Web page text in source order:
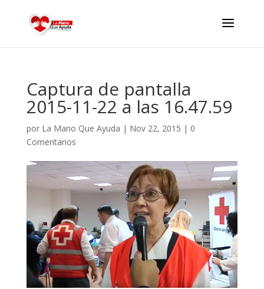
Captura de pantalla
2015-11-22 a las 16.47.59
por La Mano Que Ayuda | Nov 22, 2015 | 0
Comentarios